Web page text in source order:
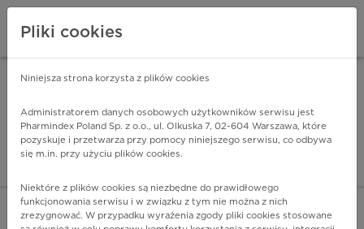
Pharmindex - lider
ZALOGUJ SIĘ
Pliki cookies
Niniejsza strona korzysta z plików cookies
Administratorem danych osobowych użytkowników serwisu jest
Pharmindex Poland Sp. z o.o., ul. Olkuska 7, 02-604 Warszawa, które
pozyskuje i przetwarza przy pomocy niniejszego serwisu, co odbywa
się m.in. przy użyciu plików cookies.
Niektóre z plików cookies są niezbędne do prawidłowego
funkcjonowania serwisu i w związku z tym nie można z nich
zrezygnować. W przypadku wyrażenia zgody pliki cookies stosowane
ZA DARMO - w Google Play INSTALUJ